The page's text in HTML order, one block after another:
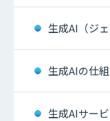
生成AI（ジ
生成AIの仕
生成AIサー